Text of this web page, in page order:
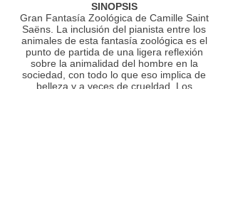
SINOPSIS
Gran Fantasía Zoológica de Camille Saint
Saëns. La inclusión del pianista entre los
animales de esta fantasía zoológica es el
punto de partida de una ligera reflexión
sobre la animalidad del hombre en la
sociedad, con todo lo que eso implica de
belleza y a veces de crueldad. Los